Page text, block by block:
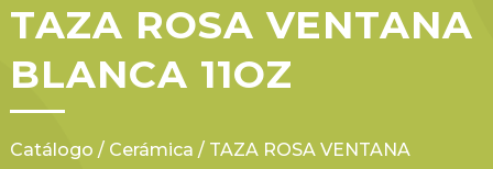
TAZA ROSA VENTANA
BLANCA 11OZ
Catálogo / Cerámica / TAZA ROSA VENTANA